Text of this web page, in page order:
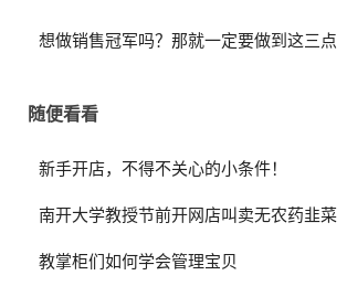
想做销售冠军吗？那就一定要做到这三点
随便看看
新手开店，不得不关心的小条件！
南开大学教授节前开网店叫卖无农药韭菜
教掌柜们如何学会管理宝贝